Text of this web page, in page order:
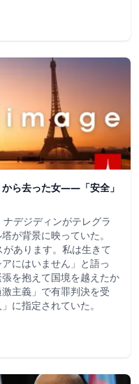
ら去った女——「安全」
デジディンがテレグラ
が背景に映っていた。
あります。私は生きて
にはいません」と語っ
を抱えて国境を越えたか
主義」で有罪判決を受
に指定されていた。